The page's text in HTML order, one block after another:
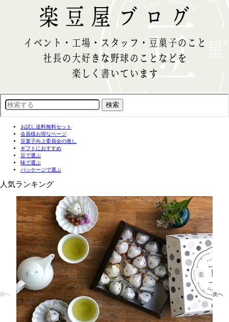
お試し送料無料セット
会員様お得なページ
豆菓子向上委員会の推し
ギフトにおすすめ
豆で選ぶ
味で選ぶ
パッケージで選ぶ
人気ランキング
前へ 次へ